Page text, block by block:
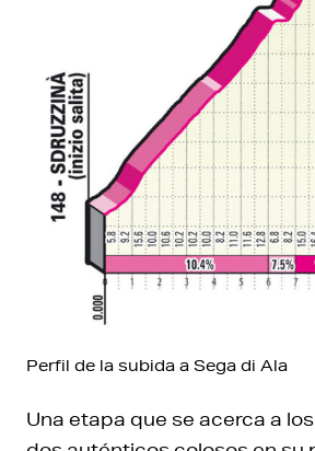
Perfil de la subida a Sega di Ala
Una etapa que se acerca a